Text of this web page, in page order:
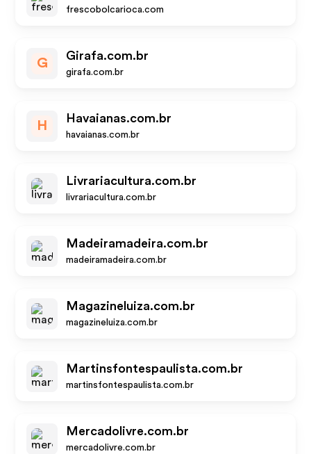
frescobolcarioca.com
G
Girafa.com.br
girafa.com.br
H
Havaianas.com.br
havaianas.com.br
Livrariacultura.com.br
livrariacultura.com.br
Madeiramadeira.com.br
madeiramadeira.com.br
Magazineluiza.com.br
magazineluiza.com.br
Martinsfontespaulista.com.br
martinsfontespaulista.com.br
Mercadolivre.com.br
mercadolivre.com.br